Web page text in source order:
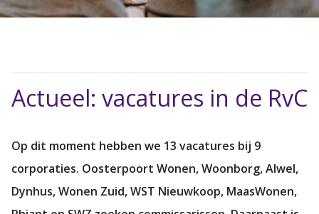
Actueel: vacatures in de RvC
Op dit moment hebben we 13 vacatures bij 9
corporaties. Oosterpoort Wonen, Woonborg, Alwel,
Dynhus, Wonen Zuid, WST Nieuwkoop, MaasWonen,